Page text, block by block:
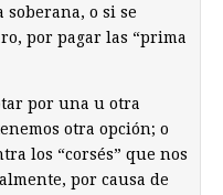
soberana, o si se
por pagar las “prima
por una u otra
otra opción; o
los “corsés” que nos
por causa de